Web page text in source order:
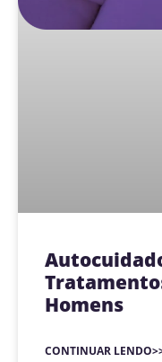
Homens
CONTINUAR